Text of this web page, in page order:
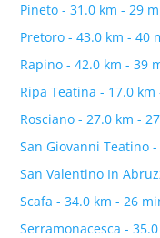
Pineto - 31.0 km - 29
Pretoro - 43.0 km - 40
Rapino - 42.0 km - 39
Ripa Teatina - 17.0
Rosciano - 27.0 km -
San Giovanni Teatino
San Valentino In
Scafa - 34.0 km - 26
Serramonacesca -